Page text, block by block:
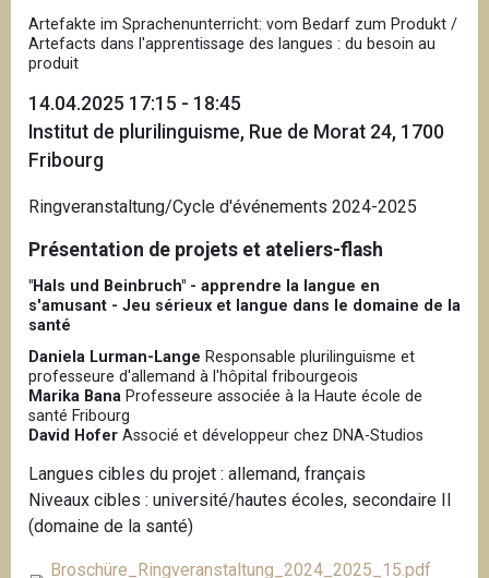
Artefakte im Sprachenunterricht: vom Bedarf zum Produkt /
Artefacts dans l'apprentissage des langues : du besoin au
produit
14.04.2025 17:15 - 18:45
Institut de plurilinguisme, Rue de Morat 24, 1700
Fribourg
Ringveranstaltung/Cycle d'événements 2024-2025
Présentation de projets et ateliers-flash
"Hals und Beinbruch" - apprendre la langue en
s'amusant - Jeu sérieux et langue dans le domaine de la
santé
Daniela Lurman-Lange Responsable plurilinguisme et
professeure d'allemand à l'hôpital fribourgeois
Marika Bana Professeure associée à la Haute école de
santé Fribourg
David Hofer Associé et développeur chez DNA-Studios
Langues cibles du projet : allemand, français
Niveaux cibles : université/hautes écoles, secondaire II
(domaine de la santé)
Broschüre_Ringveranstaltung_2024_2025_15.pdf